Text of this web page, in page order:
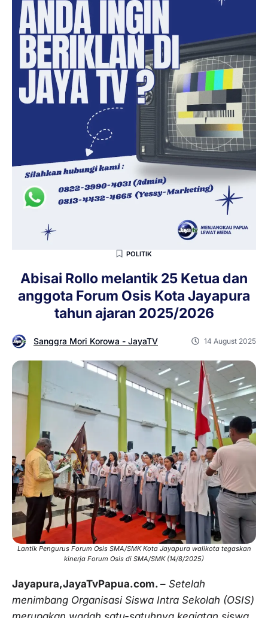
POLITIK
Abisai Rollo melantik 25 Ketua dan
anggota Forum Osis Kota Jayapura
tahun ajaran 2025/2026
Sanggra Mori Korowa - JayaTV 14 August 2025
Lantik Pengurus Forum Osis SMA/SMK Kota Jayapura walikota tegaskan
kinerja Forum Osis di SMA/SMK (14/8/2025)
Jayapura,JayaTvPapua.com. – Setelah
menimbang Organisasi Siswa Intra Sekolah (OSIS)